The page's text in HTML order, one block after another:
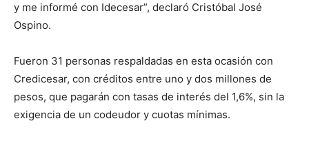
y me informé con Idecesar”, declaró Cristóbal José
Ospino.
Fueron 31 personas respaldadas en esta ocasión con
Credicesar, con créditos entre uno y dos millones de
pesos, que pagarán con tasas de interés del 1,6%, sin la
exigencia de un codeudor y cuotas mínimas.